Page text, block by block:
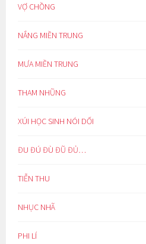
VỢ CHỒNG
NẮNG MIỀN TRUNG
MƯA MIỀN TRUNG
THAM NHŨNG
XÚI HỌC SINH NÓI DỐI
ĐU ĐÚ ĐÙ ĐŨ ĐỦ…
TIỄN THU
NHỤC NHÃ
PHI LÍ